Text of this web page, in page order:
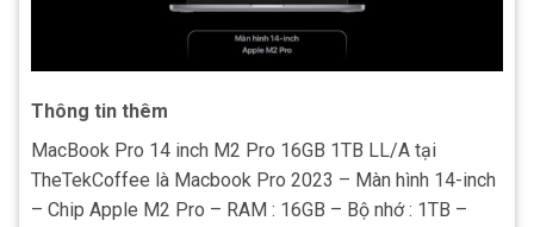
Thông tin thêm
MacBook Pro 14 inch M2 Pro 16GB 1TB LL/A tại
TheTekCoffee là Macbook Pro 2023 – Màn hình 14-inch
– Chip Apple M2 Pro – RAM : 16GB – Bộ nhớ : 1TB –